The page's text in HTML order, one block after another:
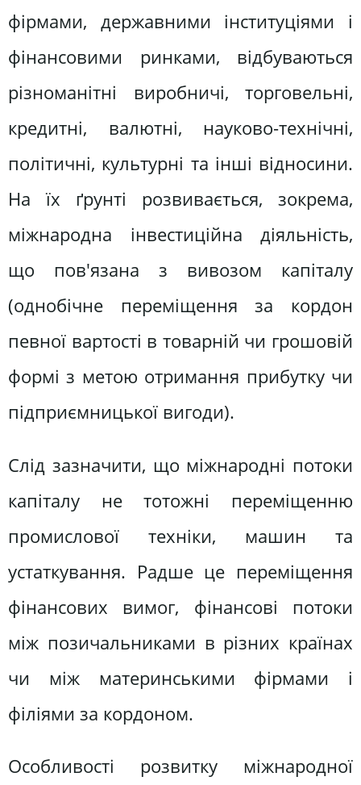
фірмами, державними інституціями і
фінансовими ринками, відбуваються
різноманітні виробничі, торговельні,
кредитні, валютні, науково-технічні,
політичні, культурні та інші відносини.
На їх ґрунті розвивається, зокрема,
міжнародна інвестиційна діяльність,
що пов'язана з вивозом капіталу
(однобічне переміщення за кордон
певної вартості в товарній чи грошовій
формі з метою отримання прибутку чи
підприємницької вигоди).
Слід зазначити, що міжнародні потоки
капіталу не тотожні переміщенню
промислової техніки, машин та
устаткування. Радше це переміщення
фінансових вимог, фінансові потоки
між позичальниками в різних країнах
чи між материнськими фірмами і
філіями за кордоном.
Особливості розвитку міжнародної